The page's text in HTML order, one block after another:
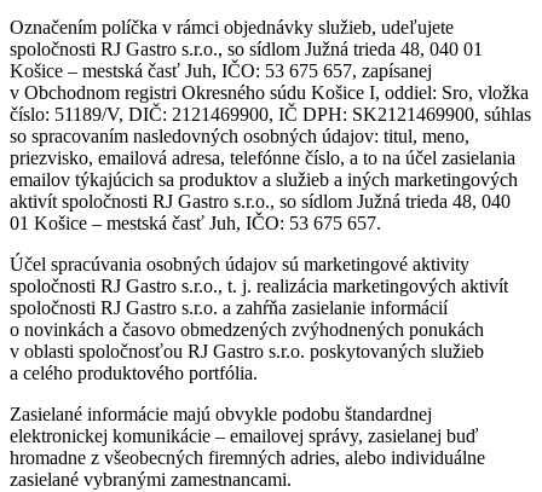
Označením políčka v rámci objednávky služieb, udeľujete
spoločnosti RJ Gastro s.r.o., so sídlom Južná trieda 48, 040 01
Košice – mestská časť Juh, IČO: 53 675 657, zapísanej
v Obchodnom registri Okresného súdu Košice I, oddiel: Sro, vložka
číslo: 51189/V, DIČ: 2121469900, IČ DPH: SK2121469900, súhlas
so spracovaním nasledovných osobných údajov: titul, meno,
priezvisko, emailová adresa, telefónne číslo, a to na účel zasielania
emailov týkajúcich sa produktov a služieb a iných marketingových
aktivít spoločnosti RJ Gastro s.r.o., so sídlom Južná trieda 48, 040
01 Košice – mestská časť Juh, IČO: 53 675 657.
Účel spracúvania osobných údajov sú marketingové aktivity
spoločnosti RJ Gastro s.r.o., t. j. realizácia marketingových aktivít
spoločnosti RJ Gastro s.r.o. a zahŕňa zasielanie informácií
o novinkách a časovo obmedzených zvýhodnených ponukách
v oblasti spoločnosťou RJ Gastro s.r.o. poskytovaných služieb
a celého produktového portfólia.
Zasielané informácie majú obvykle podobu štandardnej
elektronickej komunikácie – emailovej správy, zasielanej buď
hromadne z všeobecných firemných adries, alebo individuálne
zasielané vybranými zamestnancami.